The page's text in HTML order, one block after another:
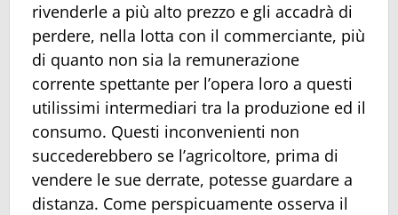
rivenderle a più alto prezzo e gli accadrà di
perdere, nella lotta con il commerciante, più
di quanto non sia la remunerazione
corrente spettante per l’opera loro a questi
utilissimi intermediari tra la produzione ed il
consumo. Questi inconvenienti non
succederebbero se l’agricoltore, prima di
vendere le sue derrate, potesse guardare a
distanza. Come perspicuamente osserva il